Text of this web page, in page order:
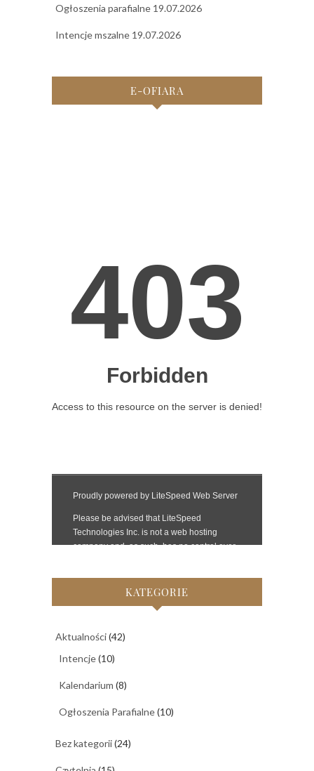
Ogłoszenia parafialne 19.07.2026
Intencje mszalne 19.07.2026
E-OFIARA
KATEGORIE
Aktualności(42)
Intencje(10)
Kalendarium (8)
Ogłoszenia Parafialne(10)
Bez kategorii(24)